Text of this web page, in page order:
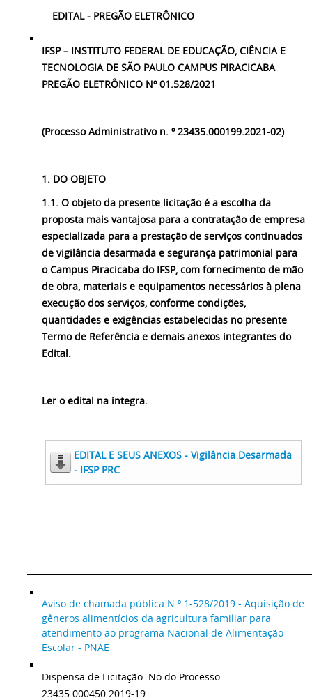
EDITAL - PREGÃO ELETRÔNICO
IFSP – INSTITUTO FEDERAL DE EDUCAÇÃO, CIÊNCIA E
TECNOLOGIA DE SÃO PAULO CAMPUS PIRACICABA
PREGÃO ELETRÔNICO Nº 01.528/2021
(Processo Administrativo n. º 23435.000199.2021-02)
1. DO OBJETO
1.1. O objeto da presente licitação é a escolha da
proposta mais vantajosa para a contratação de empresa
especializada para a prestação de serviços continuados
de vigilância desarmada e segurança patrimonial para
o Campus Piracicaba do IFSP, com fornecimento de mão
de obra, materiais e equipamentos necessários à plena
execução dos serviços, conforme condições,
quantidades e exigências estabelecidas no presente
Termo de Referência e demais anexos integrantes do
Edital.
Ler o edital na integra.
EDITAL E SEUS ANEXOS - Vigilância Desarmada
- IFSP PRC
Aviso de chamada pública N.º 1-528/2019 - Aquisição de
gêneros alimentícios da agricultura familiar para
atendimento ao programa Nacional de Alimentação
Escolar - PNAE
Dispensa de Licitação. No do Processo:
23435.000450.2019-19.